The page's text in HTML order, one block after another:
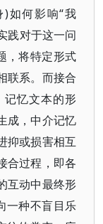
如何影响“我
践对于这一问
，将特定形式
联系。而接合
记忆文本的形
成，中介记忆
抑或损害相互
合过程，即各
互动中最终形
一种不盲目乐